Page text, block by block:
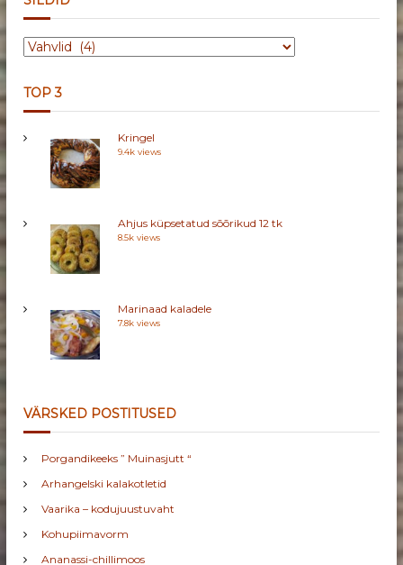
c
h
f
r
:
S
L
D
D
TOP 3
Kringel
9.4k views
Ahjus küpsetatud sõõrikud 12 tk
8.5k views
Marinaad kaladele
7.8k views
VÄRSKED POSTITUSED
Porgandikeeks ” Muinasjutt “
Arhangelski kalakotletid
Vaarika – kodujuustuvaht
Kohupiimavorm
Ananassi-chillimoos